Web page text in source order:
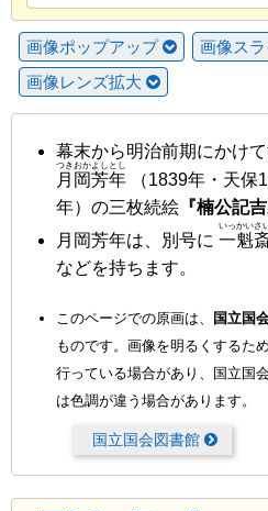
画像ポップアップ
画像スラ
画像レンズ拡大
幕末から明治前期にかけ
月岡芳年
つきおかよしとし
（1839年・天保
年）の三枚続絵 『楠公記
月岡芳年は、別号に 一魁
いっかいさ
などを持ちます。
このページでの原画は、 国立国
ものです。画像を明るくするた
行っている場合があり、国立国
は色調が違う場合があります。
国立国会図書館